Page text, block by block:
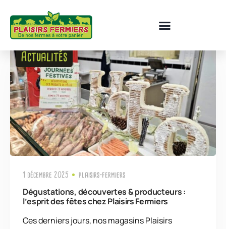
Actualités
1 décembre 2025 plaisirs-fermiers
Dégustations, découvertes & producteurs :
l’esprit des fêtes chez Plaisirs Fermiers
Ces derniers jours, nos magasins Plaisirs